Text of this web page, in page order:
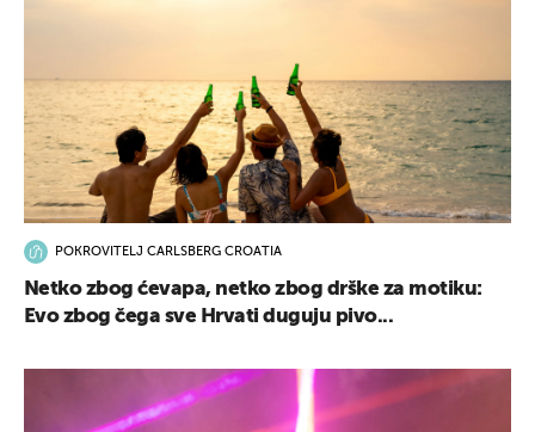
POKROVITELJ CARLSBERG CROATIA
Netko zbog ćevapa, netko zbog drške za motiku:
Evo zbog čega sve Hrvati duguju pivo...